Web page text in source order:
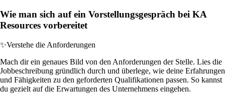
Wie man sich auf ein Vorstellungsgespräch bei KA
Resources vorbereitet
✨Verstehe die Anforderungen
Mach dir ein genaues Bild von den Anforderungen der Stelle. Lies die
Jobbeschreibung gründlich durch und überlege, wie deine Erfahrungen
und Fähigkeiten zu den geforderten Qualifikationen passen. So kannst
du gezielt auf die Erwartungen des Unternehmens eingehen.